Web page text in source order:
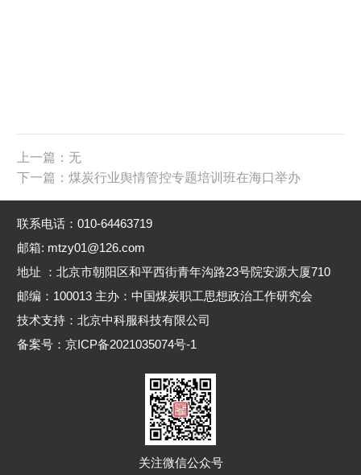
上一篇：无
下一篇：煤炭行业舆情管控专题培训班在海口举办
联系电话：010-64463719
邮箱: mtzy01@126.com
地址 ：北京市朝阳区和平西街青年沟路23号院安源大厦710
邮编：100013 主办：中国煤炭职工思想政治工作研究会
技术支持：北京中科服科技有限公司
备案号： 京ICP备2021035074号-1
关注微信公众号